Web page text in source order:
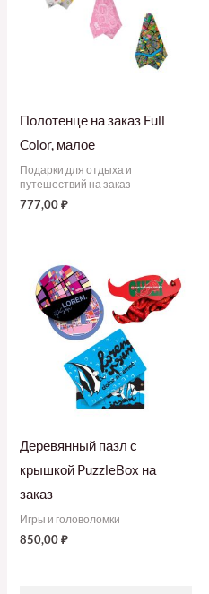
Полотенце на заказ Full
Color, малое
Подарки для отдыха и
путешествий на заказ
777,00₽
Деревянный пазл с
крышкой PuzzleBox на
заказ
Игры и головоломки
850,00₽